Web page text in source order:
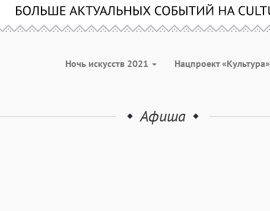
Ночь искусств 2021 Нацпроект «Культура»
Афиша